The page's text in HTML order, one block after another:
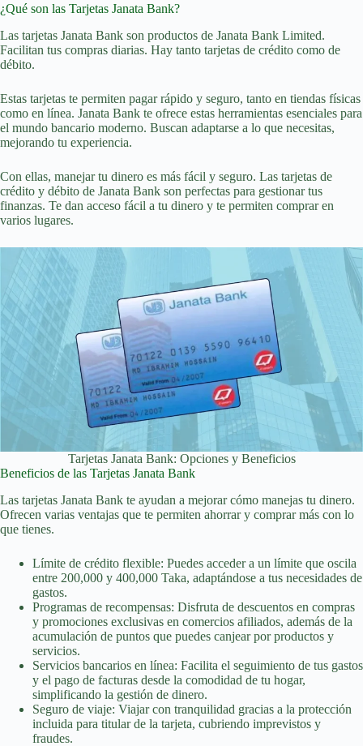
¿Qué son las Tarjetas Janata Bank?
Las tarjetas Janata Bank son productos de Janata Bank Limited.
Facilitan tus compras diarias. Hay tanto tarjetas de crédito como de
débito.
Estas tarjetas te permiten pagar rápido y seguro, tanto en tiendas físicas
como en línea. Janata Bank te ofrece estas herramientas esenciales para
el mundo bancario moderno. Buscan adaptarse a lo que necesitas,
mejorando tu experiencia.
Con ellas, manejar tu dinero es más fácil y seguro. Las tarjetas de
crédito y débito de Janata Bank son perfectas para gestionar tus
finanzas. Te dan acceso fácil a tu dinero y te permiten comprar en
varios lugares.
Tarjetas Janata Bank: Opciones y Beneficios
Beneficios de las Tarjetas Janata Bank
Las tarjetas Janata Bank te ayudan a mejorar cómo manejas tu dinero.
Ofrecen varias ventajas que te permiten ahorrar y comprar más con lo
que tienes.
Límite de crédito flexible: Puedes acceder a un límite que oscila
entre 200,000 y 400,000 Taka, adaptándose a tus necesidades de
gastos.
Programas de recompensas: Disfruta de descuentos en compras
y promociones exclusivas en comercios afiliados, además de la
acumulación de puntos que puedes canjear por productos y
servicios.
Servicios bancarios en línea: Facilita el seguimiento de tus gastos
y el pago de facturas desde la comodidad de tu hogar,
simplificando la gestión de dinero.
Seguro de viaje: Viajar con tranquilidad gracias a la protección
incluida para titular de la tarjeta, cubriendo imprevistos y
fraudes.